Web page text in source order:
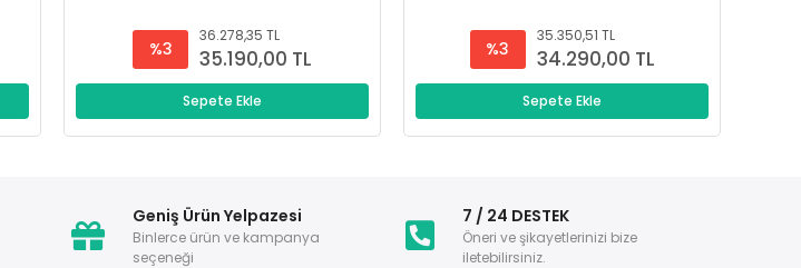
%3
36.278,35 TL
35.190,00 TL
Sepete Ekle
%3
35.350,51 TL
34.290,00 TL
Sepete Ekle
Geniş Ürün Yelpazesi
Binlerce ürün ve kampanya
seçeneği
7 / 24 DESTEK
Öneri ve şikayetlerinizi bize
iletebilirsiniz.